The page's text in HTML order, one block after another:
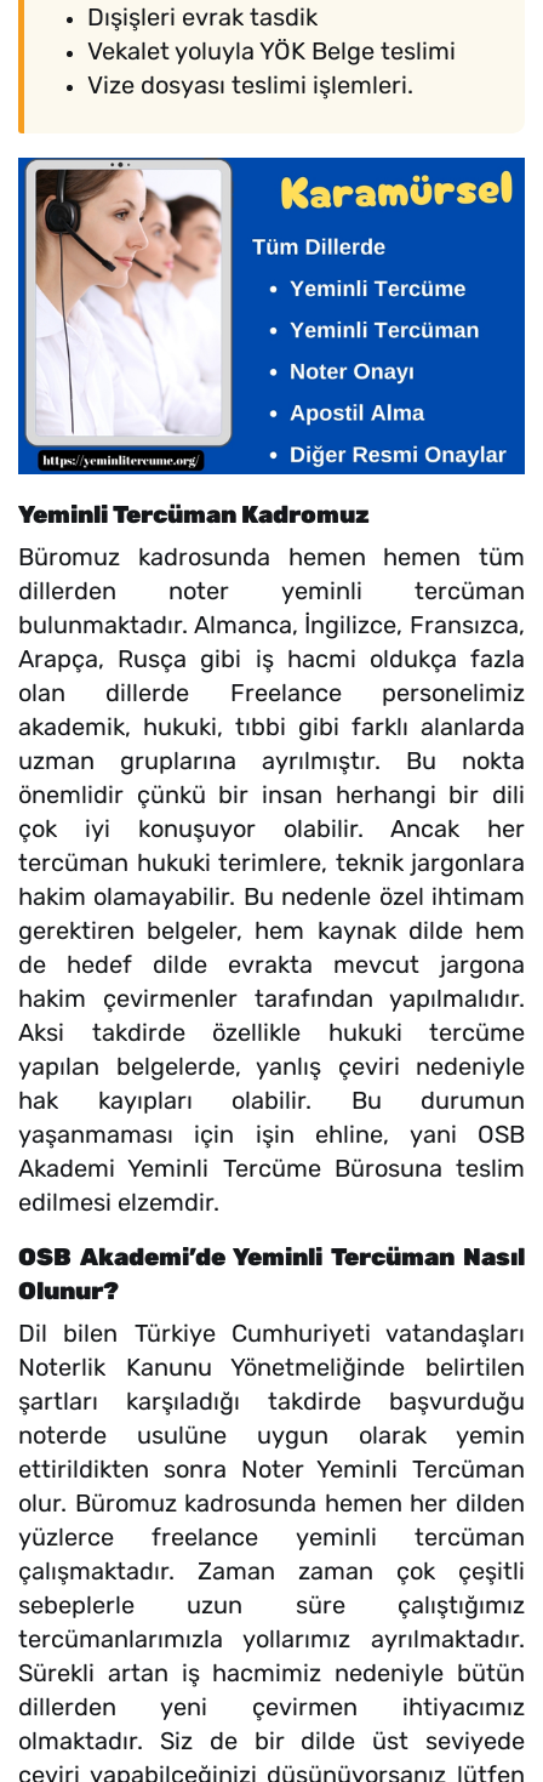
Dışişleri evrak tasdik
Vekalet yoluyla YÖK Belge teslimi
Vize dosyası teslimi işlemleri.
Yeminli Tercüman Kadromuz
Büromuz kadrosunda hemen hemen tüm
dillerden noter yeminli tercüman
bulunmaktadır. Almanca, İngilizce, Fransızca,
Arapça, Rusça gibi iş hacmi oldukça fazla
olan dillerde Freelance personelimiz
akademik, hukuki, tıbbi gibi farklı alanlarda
uzman gruplarına ayrılmıştır. Bu nokta
önemlidir çünkü bir insan herhangi bir dili
çok iyi konuşuyor olabilir. Ancak her
tercüman hukuki terimlere, teknik jargonlara
hakim olamayabilir. Bu nedenle özel ihtimam
gerektiren belgeler, hem kaynak dilde hem
de hedef dilde evrakta mevcut jargona
hakim çevirmenler tarafından yapılmalıdır.
Aksi takdirde özellikle hukuki tercüme
yapılan belgelerde, yanlış çeviri nedeniyle
hak kayıpları olabilir. Bu durumun
yaşanmaması için işin ehline, yani OSB
Akademi Yeminli Tercüme Bürosuna teslim
edilmesi elzemdir.
OSB Akademi’de Yeminli Tercüman Nasıl
Olunur?
Dil bilen Türkiye Cumhuriyeti vatandaşları
Noterlik Kanunu Yönetmeliğinde belirtilen
şartları karşıladığı takdirde başvurduğu
noterde usulüne uygun olarak yemin
ettirildikten sonra Noter Yeminli Tercüman
olur. Büromuz kadrosunda hemen her dilden
yüzlerce freelance yeminli tercüman
çalışmaktadır. Zaman zaman çok çeşitli
sebeplerle uzun süre çalıştığımız
tercümanlarımızla yollarımız ayrılmaktadır.
Sürekli artan iş hacmimiz nedeniyle bütün
dillerden yeni çevirmen ihtiyacımız
olmaktadır. Siz de bir dilde üst seviyede
çeviri yapabilceğinizi düşünüyorsanız lütfen